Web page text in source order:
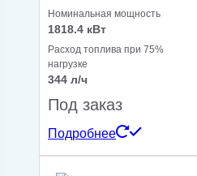
Номинальная мощность
1818.4 кВт
Расход топлива при 75%
нагрузке
344 л/ч
Под заказ
Подробнее